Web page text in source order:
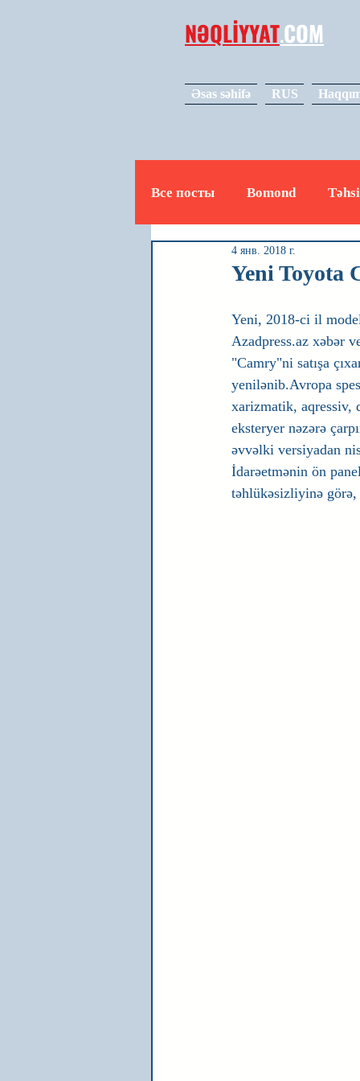
NƏQLİYYAT.COM
Əsas səhifə RUS
Все посты Bomond
Video
Yeni Toyota
4 янв. 2018 г.
Yeni, 2018-ci il
Azadpress.az xəbər
"Camry"ni satışa
yenilənib.Avropa
xarizmatik, aqressiv,
eksteryer nəzərə
əvvəlki versiyadan
İdarəetmənin ön
təhlükəsizliyinə görə,